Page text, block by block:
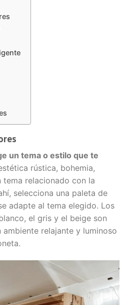
un tema o estilo que te
rústica, bohemia,
tema relacionado con la
selecciona una paleta de
adapte al tema elegido. Los
el gris y el beige son
relajante y luminoso